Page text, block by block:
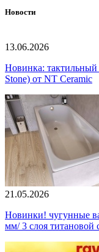
Новости
13.06.2026
Новинка:
Stone) от NT Ceramic
21.05.2026
Новинки! чугунные
мм/ 3 слоя титановой